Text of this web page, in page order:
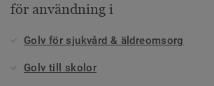
för användning i
Golv för sjukvård & äldreomsorg
Golv till skolor